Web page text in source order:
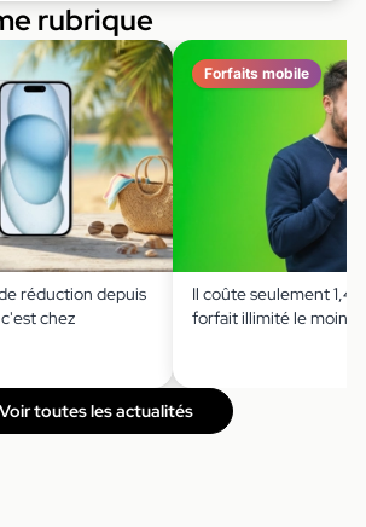
rubrique
réduction depuis
chez
Forfaits mobile
Il coûte seulement
forfait illimité le moins
Voir toutes les actualités